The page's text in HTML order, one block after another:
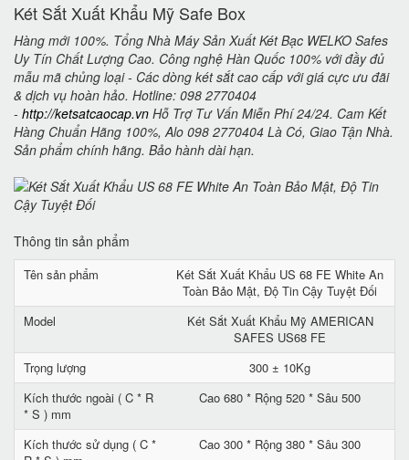
Két Sắt Xuất Khẩu Mỹ Safe Box
Hàng mới 100%. Tổng Nhà Máy Sản Xuất Két Bạc WELKO Safes
Uy Tín Chất Lượng Cao. Công nghệ Hàn Quốc 100% với đầy đủ
mẫu mã chủng loại - Các dòng két sắt cao cấp với giá cực ưu đãi
& dịch vụ hoàn hảo. Hotline: 098 2770404
- http://ketsatcaocap.vn Hỗ Trợ Tư Vấn Miễn Phí 24/24. Cam Kết
Hàng Chuẩn Hãng 100%, Alo 098 2770404 Là Có, Giao Tận Nhà.
Sản phẩm chính hãng. Bảo hành dài hạn.
Thông tin sản phẩm
Tên sản phẩm
Két Sắt Xuất Khẩu US 68 FE White An
Toàn Bảo Mật, Độ Tin Cậy Tuyệt Đối
Model
Két Sắt Xuất Khẩu Mỹ AMERICAN
SAFES US68 FE
Trọng lượng
300 ± 10Kg
Kích thước ngoài ( C * R
* S ) mm
Cao 680 * Rộng 520 * Sâu 500
Kích thước sử dụng ( C *
Cao 300 * Rộng 380 * Sâu 300